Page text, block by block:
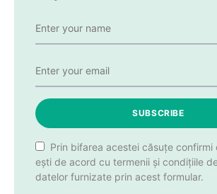
SUBSCRIBE
Prin bifarea acestei căsuțe confirmi
ești de acord cu termenii și condițiile
datelor furnizate prin acest formular.